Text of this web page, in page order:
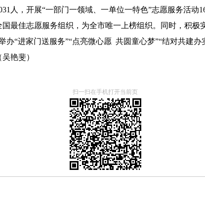
人，开展“一部门一领域、一单位一特色”志愿服务活动
最佳志愿服务组织，为全市唯一上榜组织。同时，积极
“进家门送服务”“点亮微心愿 共圆童心梦”“结对共建
艳斐）
扫一扫在手机打开当前页